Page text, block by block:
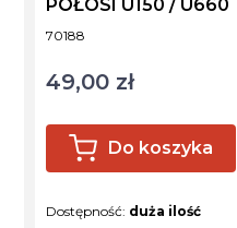
Kod produktu
70188
PÓŁOSI U150 / U660
Cena
49,00 zł
Do koszyka
Dostępność: duża ilość